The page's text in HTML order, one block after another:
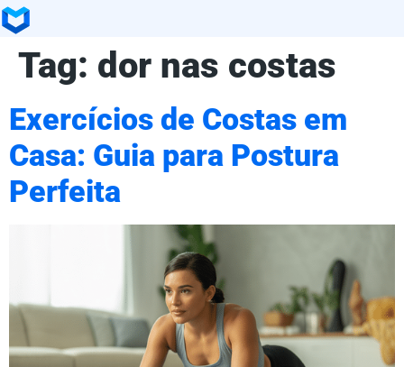
Tag: dor nas costas
Exercícios de Costas em
Casa: Guia para Postura
Perfeita